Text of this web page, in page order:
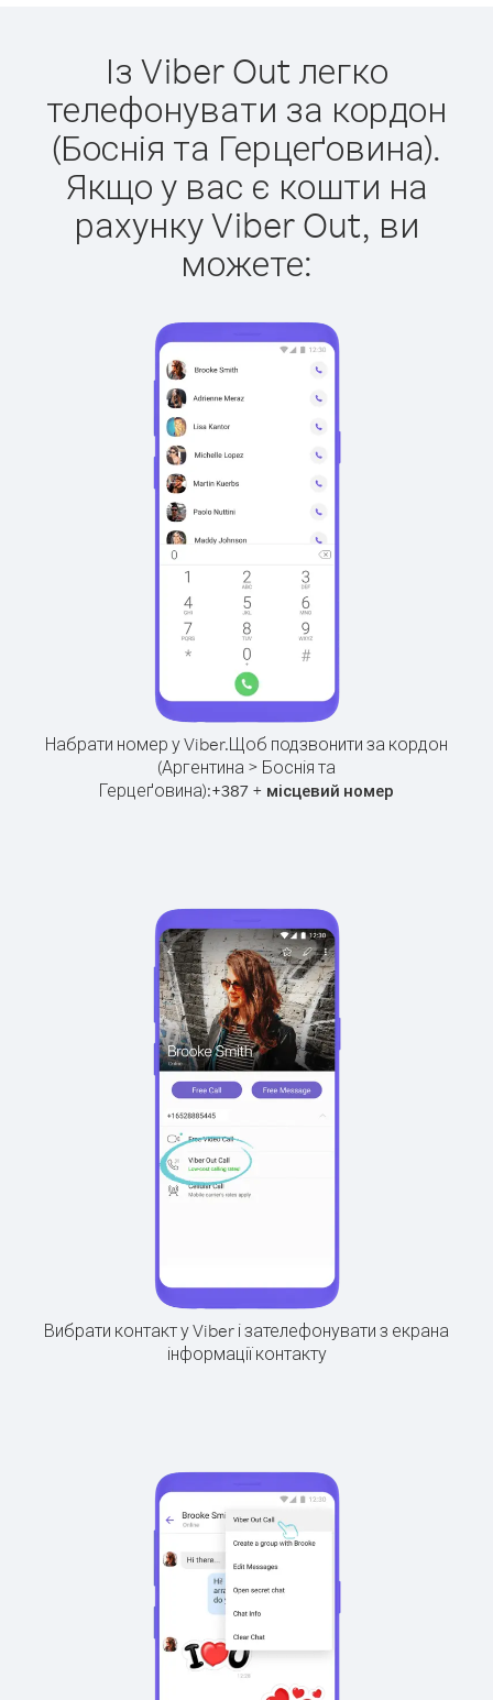
Із Viber Out легко
телефонувати за кордон
(Боснія та Герцеґовина).
Якщо у вас є кошти на
рахунку Viber Out, ви
можете:
Набрати номер у Viber.Щоб подзвонити за кордон
(Аргентина > Боснія та
Герцеґовина):+387 + місцевий номер
Вибрати контакт у Viber і зателефонувати з екрана
інформації контакту